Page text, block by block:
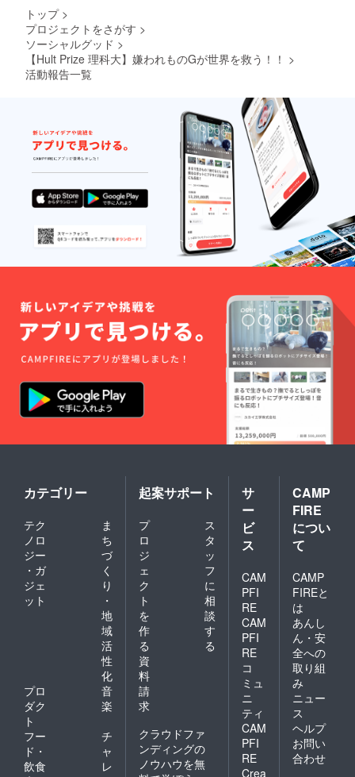
トップ >
プロジェクトをさがす >
ソーシャルグッド >
【Hult Prize 理科大】嫌われものGが世界を救う！！ >
活動報告一覧
カテゴリー
テク
ノロ
ジー
・ガ
ジェ
ット
ま
ち
づ
く
り
・
地
域
活
性
化
プロ
ダク
ト
音
楽
フー
ド・
飲食
チ
ャ
レ
起案サポート
プ
ロ
ジ
ェ
ク
ト
を
作
る
ス
タ
ッ
フ
に
相
談
す
る
資
料
請
求
クラウドファ
ンディングの
ノウハウを無
サ
ー
ビ
ス
CAM
PFI
RE
CAM
PFI
RE
コ
ミュ
ニ
ティ
CAM
PFI
RE
Crea
CAMP
FIRE
につい
て
CAMP
FIREと
は
あんし
ん・安
全への
取り組
み
ニュー
ス
ヘルプ
お問い
合わせ